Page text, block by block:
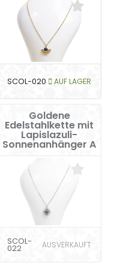
SCOL-020 AUF LAGER
Goldene
Edelstahlkette mit
Lapislazuli-
Sonnenanhänger A
SCOL-
022 AUSVERKAUFT